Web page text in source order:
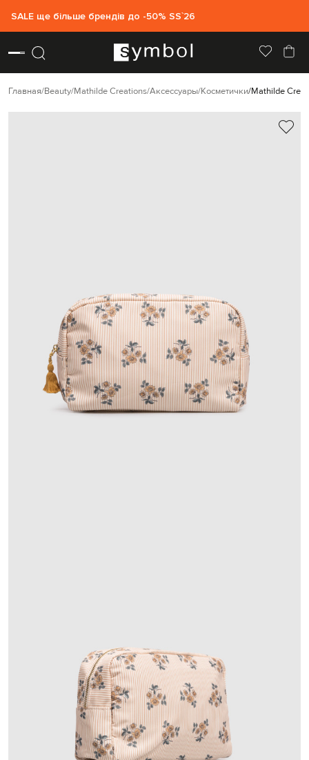
SALE ще більше брендів до -50% SS`26
Главная Beauty Mathilde Creations Аксессуары Косметички Mathilde